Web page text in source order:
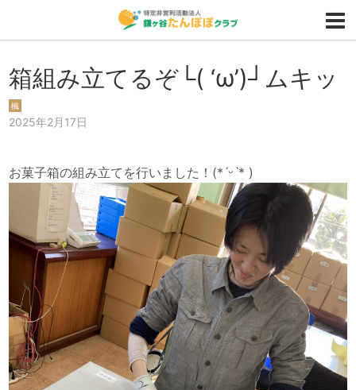
箱組み立てるぞ└( ‘ω’)┘ムキッ
楓
2025年2月17日
お菓子箱の組み立てを行いました！(*ˊᵕˋ* )